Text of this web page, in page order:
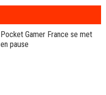
Pocket Gamer France se met
en pause